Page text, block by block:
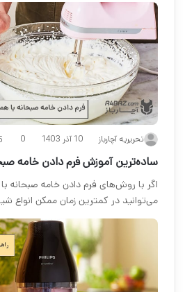
تحریریه آچارباز 10 آذر 1403 0
215
ساده‌ترین آموزش فرم دادن خامه
اگر با روش‌های فرم دادن خامه صبحانه
می‌توانید در کمترین زمان ممکن انواع